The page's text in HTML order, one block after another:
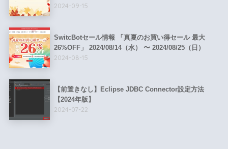
2024-09-15
SwitcBotセール情報 「真夏のお買い得セール 最大
26%OFF」 2024/08/14（水） 〜 2024/08/25（日）
2024-08-15
【前置きなし】Eclipse JDBC Connector設定方法
【2024年版】
2024-07-22